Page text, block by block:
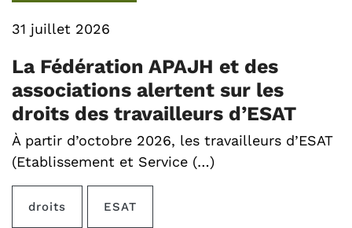
31 juillet 2026
La Fédération APAJH et des
associations alertent sur les
droits des travailleurs d’ESAT
À partir d’octobre 2026, les travailleurs d’ESAT
(Etablissement et Service (…)
droits ESAT